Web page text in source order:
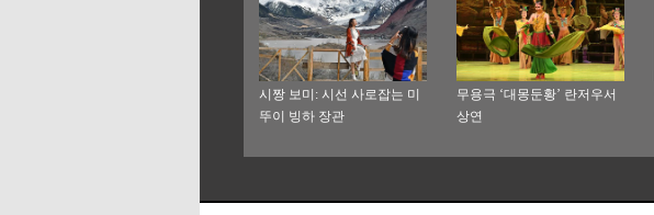
시짱 보미: 시선 사로잡는 미
뚜이 빙하 장관
무용극 ‘대몽둔황’ 란저우서
상연